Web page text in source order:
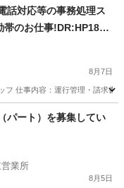
話対応等の事務処理ス
帯のお仕事!DR:HP185-
8月7日
フ 仕事内容：運行管理・請求
管理パート）を募集してい
業所
8月5日